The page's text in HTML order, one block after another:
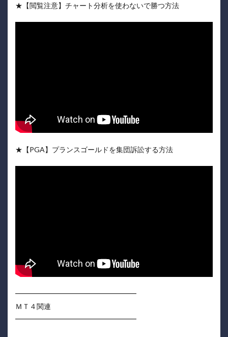
★【閲覧注意】チャート分析を使わないで勝つ方法
★【PGA】プランスゴールドを集団訴訟する方法
━━━━━━━━━━━━━━━━━
ＭＴ４関連
━━━━━━━━━━━━━━━━━